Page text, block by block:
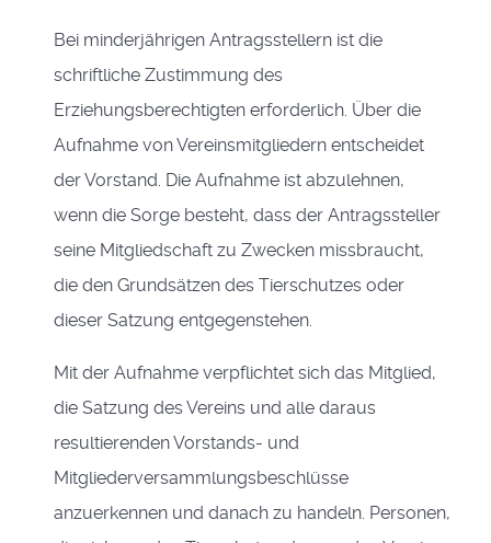
Bei minderjährigen Antragsstellern ist die
schriftliche Zustimmung des
Erziehungsberechtigten erforderlich. Über die
Aufnahme von Vereinsmitgliedern entscheidet
der Vorstand. Die Aufnahme ist abzulehnen,
wenn die Sorge besteht, dass der Antragssteller
seine Mitgliedschaft zu Zwecken missbraucht,
die den Grundsätzen des Tierschutzes oder
dieser Satzung entgegenstehen.
Mit der Aufnahme verpflichtet sich das Mitglied,
die Satzung des Vereins und alle daraus
resultierenden Vorstands- und
Mitgliederversammlungsbeschlüsse
anzuerkennen und danach zu handeln. Personen,